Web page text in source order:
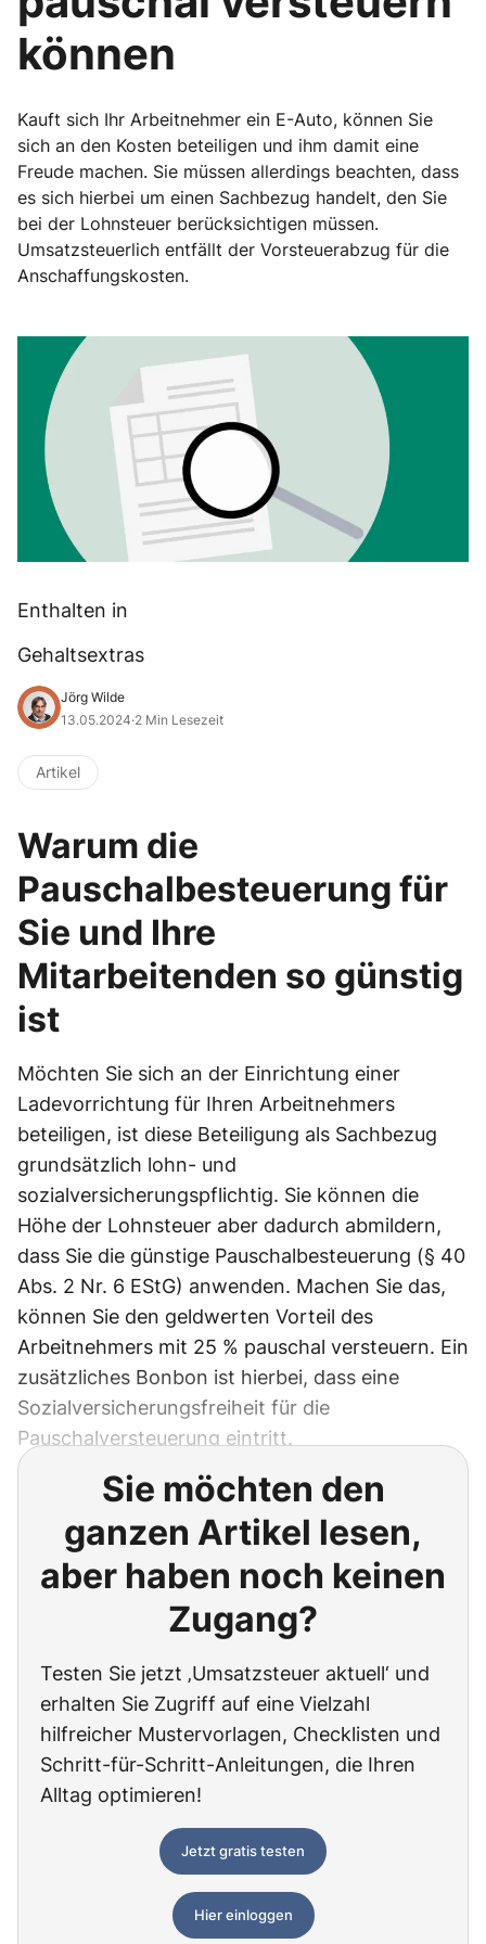
können
Kauft sich Ihr Arbeitnehmer ein E-Auto, können Sie
sich an den Kosten beteiligen und ihm damit eine
Freude machen. Sie müssen allerdings beachten, dass
es sich hierbei um einen Sachbezug handelt, den Sie
bei der Lohnsteuer berücksichtigen müssen.
Umsatzsteuerlich entfällt der Vorsteuerabzug für die
Anschaffungskosten.
Enthalten in
Gehaltsextras
Jörg Wilde
13.05.2024·2 Min Lesezeit
Artikel
Warum die
Pauschalbesteuerung für
Sie und Ihre
Mitarbeitenden so günstig
ist
Möchten Sie sich an der Einrichtung einer
Ladevorrichtung für Ihren Arbeitnehmers
beteiligen, ist diese Beteiligung als Sachbezug
grundsätzlich lohn- und
sozialversicherungspflichtig. Sie können die
Höhe der Lohnsteuer aber dadurch abmildern,
dass Sie die günstige Pauschalbesteuerung (§ 40
Abs. 2 Nr. 6 EStG) anwenden. Machen Sie das,
können Sie den geldwerten Vorteil des
Arbeitnehmers mit 25 % pauschal versteuern. Ein
zusätzliches Bonbon ist hierbei, dass eine
Sozialversicherungsfreiheit für die
Pauschalversteuerung eintritt.
Sie möchten den
ganzen Artikel lesen,
aber haben noch keinen
Zugang?
Testen Sie jetzt ‚Umsatzsteuer aktuell‘ und
erhalten Sie Zugriff auf eine Vielzahl
hilfreicher Mustervorlagen, Checklisten und
Schritt-für-Schritt-Anleitungen, die Ihren
Alltag optimieren!
Jetzt gratis testen
Hier einloggen